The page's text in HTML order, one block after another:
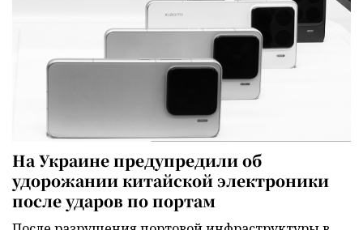
На Украине предупредили об
удорожании китайской электроники
после ударов по портам